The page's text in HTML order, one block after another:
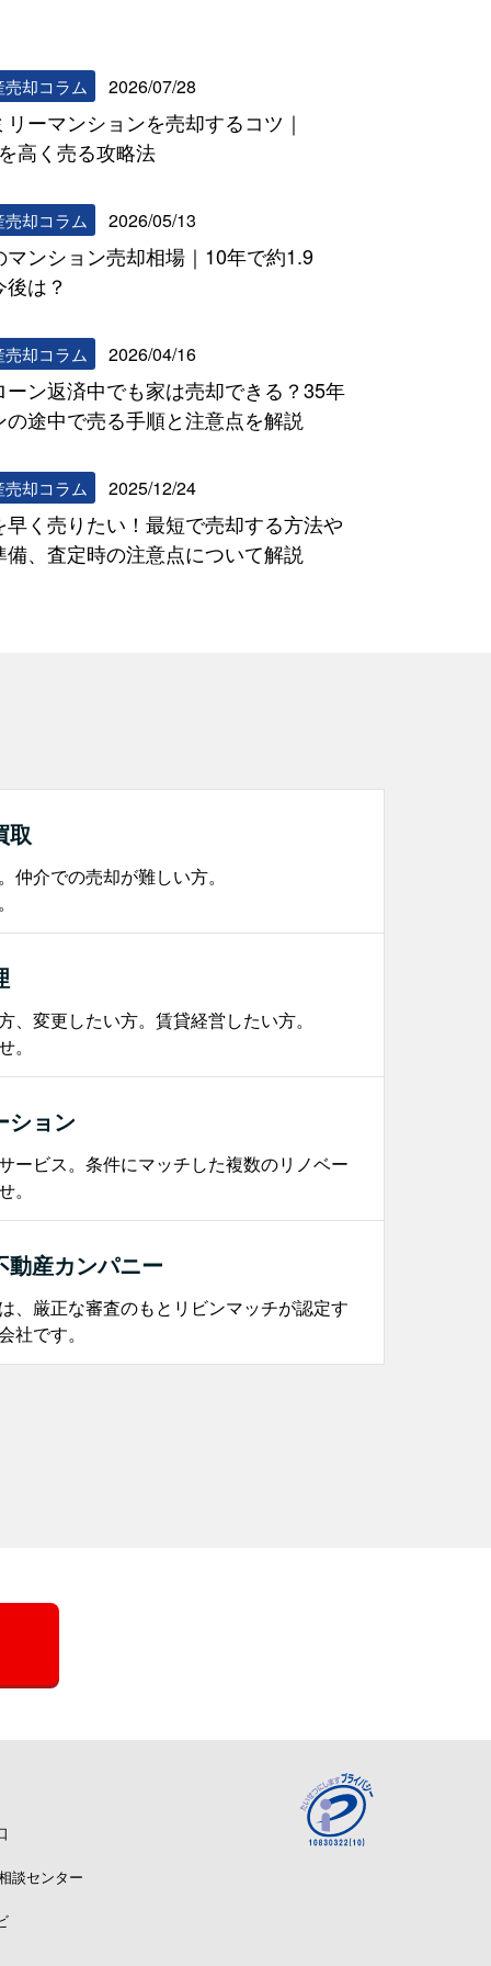
売却コラム 2026/07/28
リーマンションを売却するコツ｜
高く売る攻略法
売却コラム 2026/05/13
マンション売却相場｜10年で約1.9
は？
売却コラム 2026/04/16
ーン返済中でも家は売却できる？35年
の途中で売る手順と注意点を解説
売却コラム 2025/12/24
早く売りたい！最短で売却する方法や
備、査定時の注意点について解説
取
仲介での売却が難しい方。
、変更したい方。賃貸経営したい方。
ション
ービス。条件にマッチした複数のリノベー
動産カンパニー
、厳正な審査のもとリビンマッチが認定す
社です。
談センター